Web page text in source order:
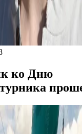
ко Дню